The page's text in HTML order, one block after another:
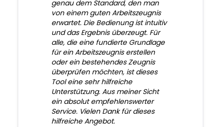
genau dem Standard, den man
von einem guten Arbeitszeugnis
erwartet. Die Bedienung ist intuitiv
und das Ergebnis überzeugt. Für
alle, die eine fundierte Grundlage
für ein Arbeitszeugnis erstellen
oder ein bestehendes Zeugnis
überprüfen möchten, ist dieses
Tool eine sehr hilfreiche
Unterstützung. Aus meiner Sicht
ein absolut empfehlenswerter
Service. Vielen Dank für dieses
hilfreiche Angebot.